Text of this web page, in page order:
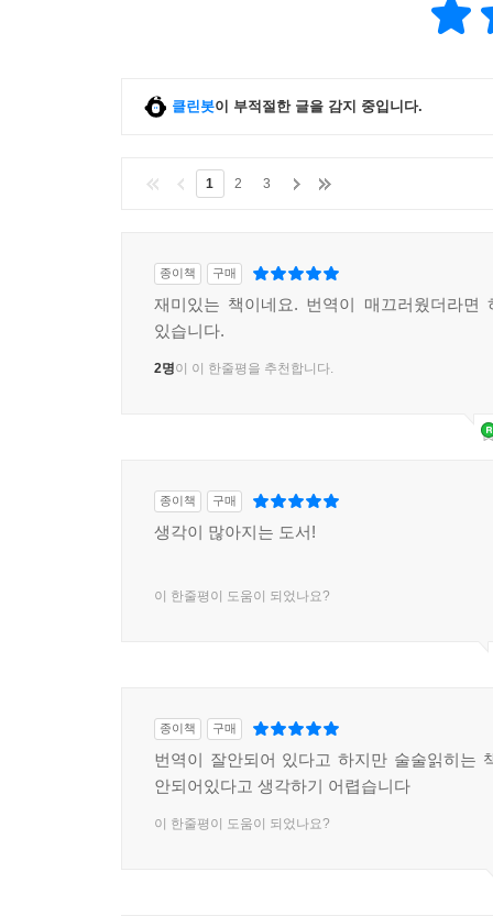
클린봇이 부적절한 글을 감지 중입니다.
1 2 3
종이책 구매
재미있는 책이네요. 번역이 매끄러웠더라면
있습니다.
2명이 이 한줄평을 추천합니다.
종이책 구매
생각이 많아지는 도서!
이 한줄평이 도움이 되었나요?
종이책 구매
번역이 잘안되어 있다고 하지만 술술읽히는
안되어있다고 생각하기 어렵습니다
이 한줄평이 도움이 되었나요?